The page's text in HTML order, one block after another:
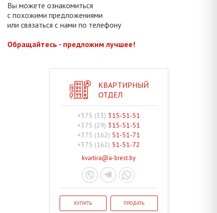
Вы можете ознакомиться
с похожими предложениями
или связаться с нами по телефону
Обращайтесь - предложим лучшее!
КВАРТИРНЫЙ
ОТДЕЛ
+375 (33) 315-51-51
+375 (29) 315-51-51
+375 (162) 51-51-71
+375 (162) 51-51-72
kvartira@a-brest.by
КУПИТЬ ПРОДАТЬ